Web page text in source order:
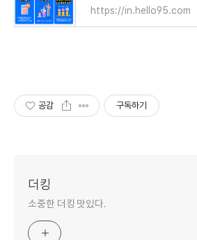
https://in.hello95.com
공감 구독하기
더킹
소중한 더킹 맛있다.